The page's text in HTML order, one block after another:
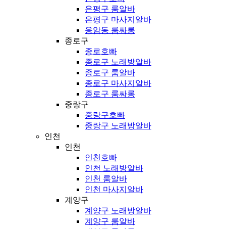
은평구 룸알바
은평구 마사지알바
응암동 룸싸롱
종로구
종로호빠
종로구 노래방알바
종로구 룸알바
종로구 마사지알바
종로구 룸싸롱
중랑구
중랑구호빠
중랑구 노래방알바
인천
인천
인천호빠
인천 노래방알바
인천 룸알바
인천 마사지알바
계양구
계양구 노래방알바
계양구 룸알바